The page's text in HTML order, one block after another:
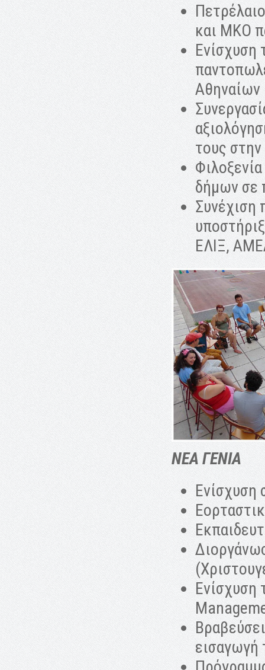
και ΜΚΟ
Ενίσχυση
Αθηναίων
τους
δήμων σε
Συνέχιση
ΕΛΙΞ,
ΝΕΑ ΓΕΝΙΑ
Ενίσχυση
εισαγωγή